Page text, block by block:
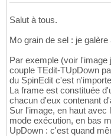
Salut à tous.
Mo grain de sel : je
Par exemple (voir
couple TEdit-TUpDown
du SpinEdit c'est
La frame est constituée
chacun d'eux contenant
Sur l'image, en haut avec
mode exécution, en bas
UpDown : c'est quand